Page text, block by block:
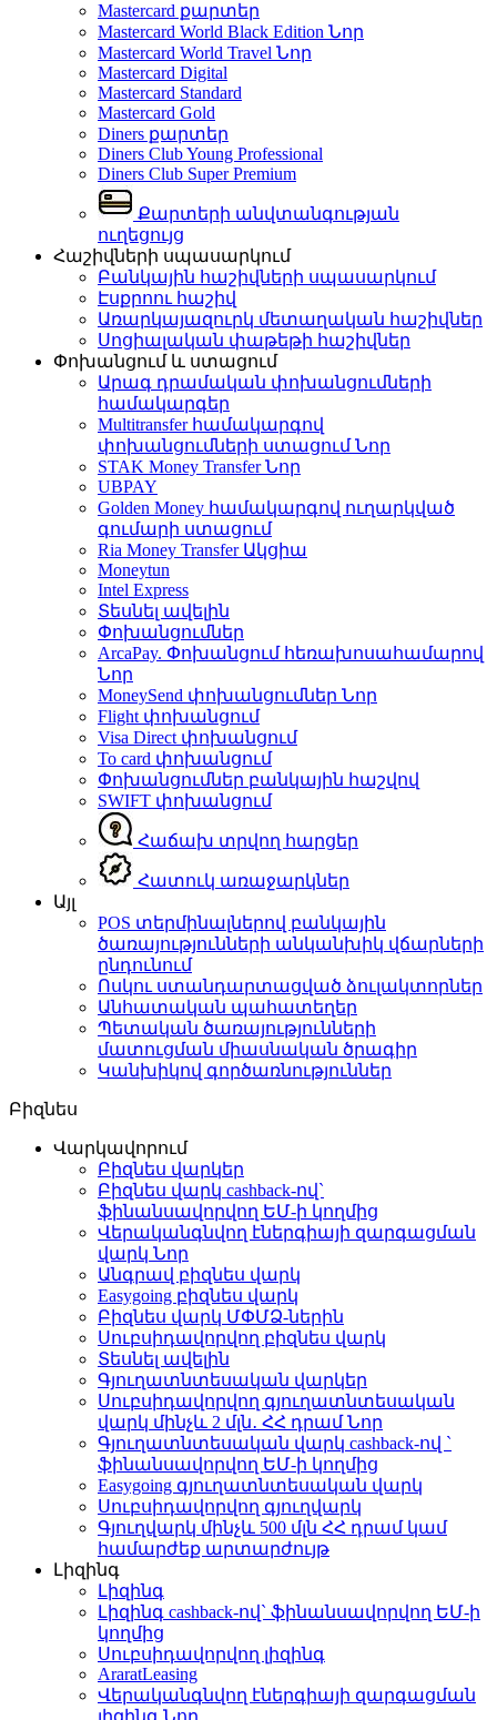
Mastercard քարտեր
Mastercard World Black Edition Նոր
Mastercard World Travel Նոր
Mastercard Digital
Mastercard Standard
Mastercard Gold
Diners քարտեր
Diners Club Young Professional
Diners Club Super Premium
Քարտերի անվտանգության
ուղեցույց
Հաշիվների սպասարկում
Բանկային հաշիվների սպասարկում
Էսքրոու հաշիվ
Առարկայազուրկ մետաղական հաշիվներ
Սոցիալական փաթեթի հաշիվներ
Փոխանցում և ստացում
Արագ դրամական փոխանցումների
համակարգեր
Multitransfer համակարգով
փոխանցումների ստացումՆոր
STAK Money TransferՆոր
UBPAY
Golden Money համակարգով ուղարկված
գումարի ստացում
Ria Money Transfer Ակցիա
Moneytun
Intel Express
Տեսնել ավելին
Փոխանցումներ
ArcaPay. Փոխանցում հեռախոսահամարով
Նոր
MoneySend փոխանցումներ Նոր
Flight փոխանցում
Visa Direct փոխանցում
To card փոխանցում
Փոխանցումներ բանկային հաշվով
SWIFT փոխանցում
Հաճախ տրվող հարցեր
Հատուկ առաջարկներ
Այլ
POS տերմինալներով բանկային
ծառայությունների անկանխիկ վճարների
ընդունում
Ոսկու ստանդարտացված ձուլակտորներ
Անհատական պահատեղեր
Պետական ծառայությունների
մատուցման միասնական ծրագիր
Կանխիկով գործառնություններ
Բիզնես
Վարկավորում
Բիզնես վարկեր
Բիզնես վարկ cashback-ով`
ֆինանսավորվող ԵՄ-ի կողմից
Վերականգնվող էներգիայի զարգացման
վարկ Նոր
Անգրավ բիզնես վարկ
Easygoing բիզնես վարկ
Բիզնես վարկ ՄՓՄՁ-ներին
Սուբսիդավորվող բիզնես վարկ
Տեսնել ավելին
Գյուղատնտեսական վարկեր
Սուբսիդավորվող գյուղատնտեսական
վարկ մինչև 2 մլն․ ՀՀ դրամՆոր
Գյուղատնտեսական վարկ cashback-ով `
ֆինանսավորվող ԵՄ-ի կողմից
Easygoing գյուղատնտեսական վարկ
Սուբսիդավորվող գյուղվարկ
Գյուղվարկ մինչև 500 մլն ՀՀ դրամ կամ
համարժեք արտարժույթ
Լիզինգ
Լիզինգ
Լիզինգ cashback-ով` ֆինանսավորվող ԵՄ-ի
կողմից
Սուբսիդավորվող լիզինգ
AraratLeasing
Վերականգնվող էներգիայի զարգացման
լիզինգ Նոր